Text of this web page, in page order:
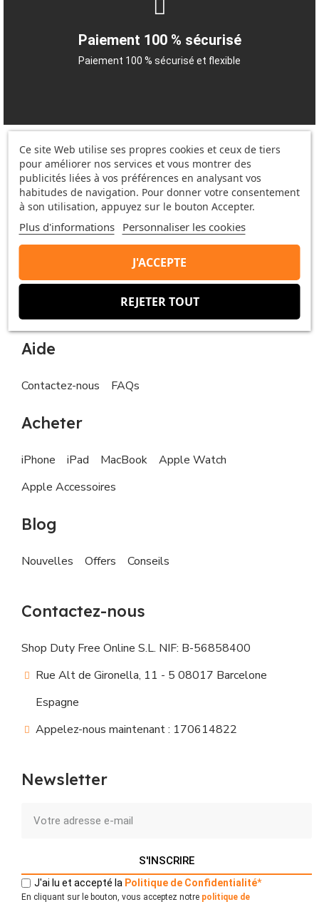
Paiement 100 % sécurisé
Paiement 100 % sécurisé et flexible
Ce site Web utilise ses propres cookies et ceux de tiers
pour améliorer nos services et vous montrer des
publicités liées à vos préférences en analysant vos
habitudes de navigation. Pour donner votre consentement
à son utilisation, appuyez sur le bouton Accepter.
Plus d'informations Personnaliser les cookies
REJETER TOUT
J'ACCEPTE
Information
Annexe pour les produits personnalisés
Demande de droits de la personne concernée
Aide
Contactez-nous FAQs
Acheter
iPhone iPad MacBook
Apple Watch
Apple Accessoires
Blog
Nouvelles Offers Conseils
Contactez-nous
Shop Duty Free Online S.L. NIF: B-56858400
Rue Alt de Gironella, 11 - 5 08017 Barcelone
Espagne
Appelez-nous maintenant : 170614822
Newsletter
S'INSCRIRE
J'ai lu et accepté la Politique de Confidentialité*
En cliquant sur le bouton, vous acceptez notre politique de